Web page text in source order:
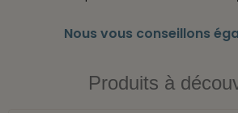
Nous vous conseillons
Produits à